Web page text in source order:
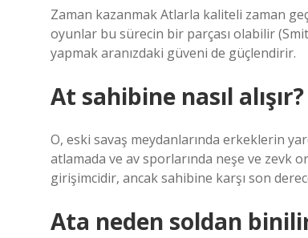
Zaman kazanmak Atlarla kaliteli zaman
oyunlar bu sürecin bir parçası olabilir
yapmak aranızdaki güveni de güçlendirir.
At sahibine nasıl alışır?
O, eski savaş meydanlarında erkeklerin
atlamada ve av sporlarında neşe ve zevk
girişimcidir, ancak sahibine karşı son
Ata neden soldan